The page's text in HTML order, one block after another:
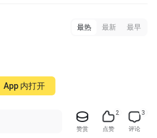
最热 最新 最早
赞赏
2
点赞
3
评论
App 内打开